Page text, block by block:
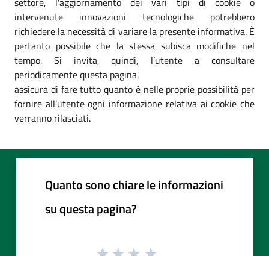
intervenute innovazioni tecnologiche potrebbero
richiedere la necessità di variare la presente informativa. È
pertanto possibile che la stessa subisca modifiche nel
tempo. Si invita, quindi, l’utente a consultare
periodicamente questa pagina.
assicura di fare tutto quanto è nelle proprie possibilità per
fornire all’utente ogni informazione relativa ai cookie che
verranno rilasciati.
Quanto sono chiare le informazioni
su questa pagina?